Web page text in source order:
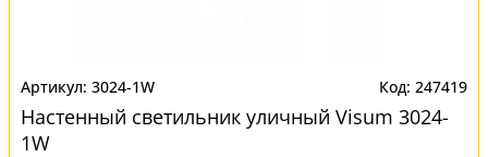
3024-1W 247419
Настенный светильник уличный Visum 3024-
1W